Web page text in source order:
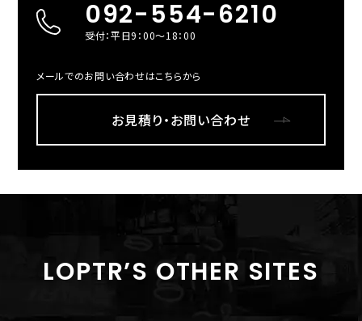
092-554-6210
受付：平日9：00～18：00
メールでのお問い合わせはこちらから
お見積り・お問い合わせ
LOPTR’S OTHER SITES